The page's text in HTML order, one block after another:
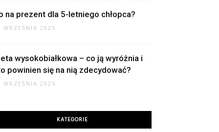
na prezent dla 5-letniego chłopca?
WRZEŚNIA 2025
wysokobiałkowa – co ją wyróżnia i
powinien się na nią zdecydować?
WRZEŚNIA 2025
KATEGORIE